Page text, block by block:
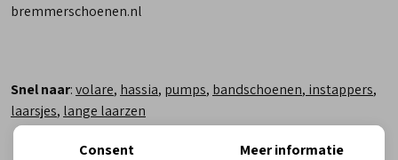
bremmerschoenen.nl
Snel naar:volare, hassia, pumps, bandschoenen, instappers,
laarsjes, lange laarzen
Consent Meer informatie